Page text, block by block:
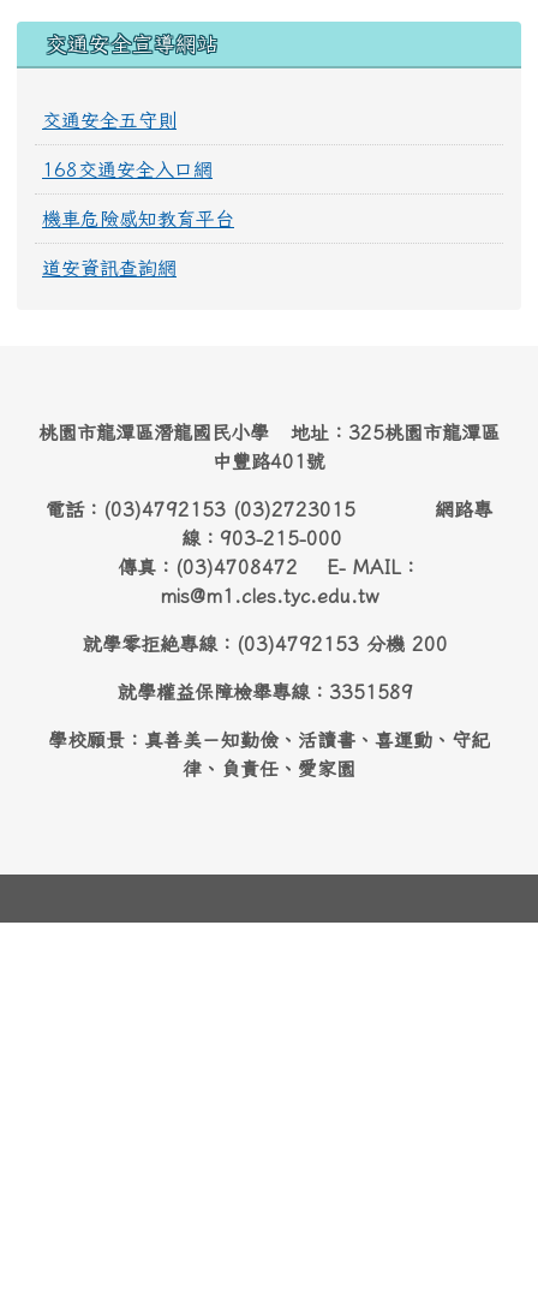
交通安全宣導網站
交通安全五守則
168交通安全入口網
機車危險感知教育平台
道安資訊查詢網
桃園市龍潭區潛龍國民小學 地址：325桃園市龍潭區
中豐路401號
電話：(03)4792153 (03)2723015 網路專
線：903-215-000
傳真：(03)4708472 E- MAIL：
mis@m1.cles.tyc.edu.tw
就學零拒絶專線：(03)4792153 分機 200
就學權益保障檢舉專線：3351589
學校願景：真善美－知勤儉、活讀書、喜運動、守紀
律、負責任、愛家園